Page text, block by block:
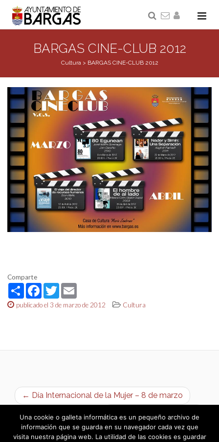
BARGAS CINE-CLUB 2012
Cultura> BARGAS CINE-CLUB 2012
Comparte
ShareFacebook
Twitter
publicado el 3 de marzo de 2012 Cultura
← Día Internacional de la Mujer – 8 de marzo
El Rastrillo de Bargas →
Una cookie o galleta informática es un pequeño archivo de
información que se guarda en su navegador cada vez que
visita nuestra página web. La utilidad de las cookies es guardar